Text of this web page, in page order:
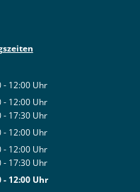
- 12:00 Uhr
Von 08:00 bis 12:00 Uhr
- 12:00 Uhr
Von 08:00 bis 12:00 Uhr
- 17:30 Uhr
Von 14:00 bis 17:30 Uhr
- 12:00 Uhr
Von 08:00 bis 12:00 Uhr
- 12:00 Uhr
Von 08:00 bis 12:00 Uhr
- 17:30 Uhr
Von 14:00 bis 17:30 Uhr
- 12:00Uhr